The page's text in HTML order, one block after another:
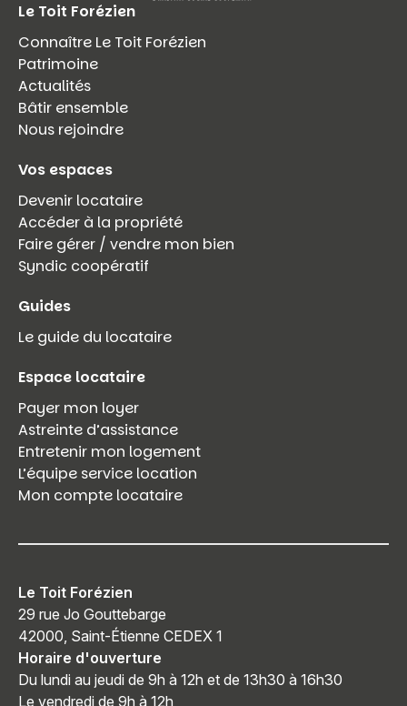
Le Toit Forézien
Connaître Le Toit Forézien
Patrimoine
Actualités
Bâtir ensemble
Nous rejoindre
Vos espaces
Devenir locataire
Accéder à la propriété
Faire gérer / vendre mon bien
Syndic coopératif
Guides
Le guide du locataire
Espace locataire
Payer mon loyer
Astreinte d’assistance
Entretenir mon logement
L’équipe service location
Mon compte locataire
Le Toit Forézien
29 rue Jo Gouttebarge
42000, Saint-Étienne CEDEX 1
Horaire d'ouverture
Du lundi au jeudi de 9h à 12h et de 13h30 à 16h30
Le vendredi de 9h à 12h